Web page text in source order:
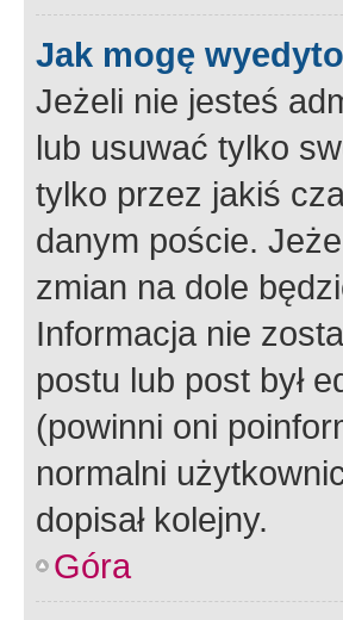
Jak mogę
Jeżeli nie jesteś
lub usuwać tylko
tylko przez jakiś
danym poście.
zmian na dole
Informacja nie
postu lub post był
(powinni oni
normalni
dopisał kolejny.
Góra